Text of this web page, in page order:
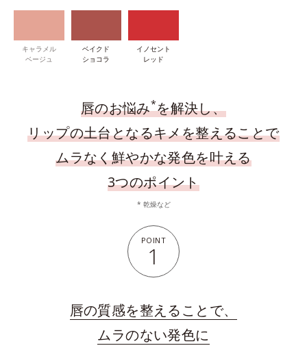
キャラメル
ベージュ
ベイクド
ショコラ
イノセント
レッド
唇のお悩み*を解決し、
リップの土台となるキメを整えることで
ムラなく鮮やかな発色を叶える
3つのポイント
* 乾燥など
POINT
1
唇の質感を整えることで、
ムラのない発色に